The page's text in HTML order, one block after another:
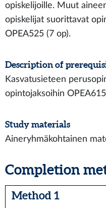
opiskelijoille. Muut
opiskelijat suorittavat
OPEA525 (7 op).
Description of
Kasvatusieteen
opintojaksoihin
Study materials
Aineryhmäkohtainen
Completion
Method 1